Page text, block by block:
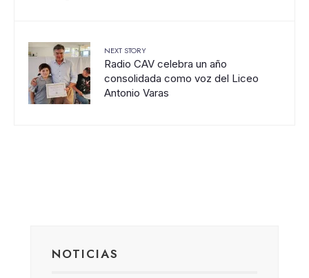
NEXT STORY
Radio CAV celebra un año
consolidada como voz del Liceo
Antonio Varas
NOTICIAS